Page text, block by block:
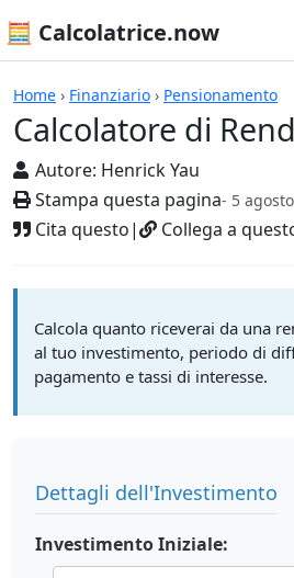
🧮 Calcolatrice.now
Home › Finanziario › Pensionamento
Calcolatore di
Autore: Henrick Yau
Stampa questa pagina- 5
Cita questo| Collega a
Calcolatrici
Calcola quanto riceverai da una
al tuo investimento, periodo di
pagamento e tassi di interesse.
Dettagli dell'Investimento
Investimento Iniziale: